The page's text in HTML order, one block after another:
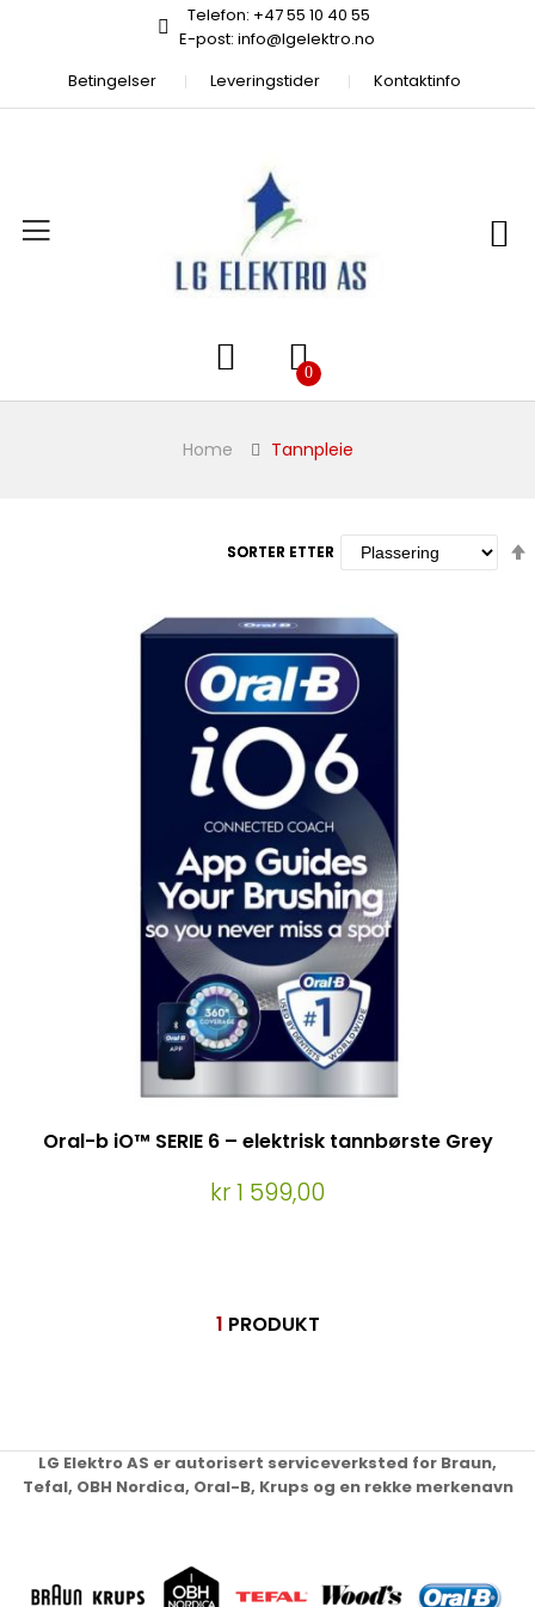
Telefon: +47 55 10 40 55
E-post: info@lgelektro.no
Betingelser
Leveringstider Kontaktinfo
Home Tannpleie
SORTER ETTER
Oral-b iO™ SERIE 6 – elektrisk tannbørste Grey
kr 1 599,00
1 PRODUKT
SORTER ETTER
LG Elektro AS er autorisert serviceverksted for Braun,
Tefal, OBH Nordica, Oral-B, Krups og en rekke merkenavn